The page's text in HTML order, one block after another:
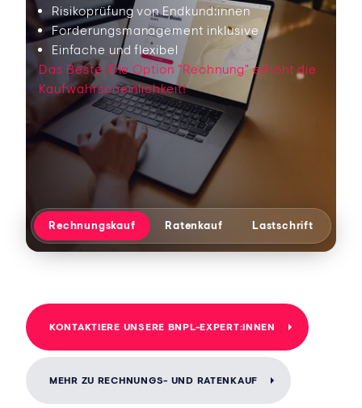
Rechnungskauf Ratenkauf Lastschrift
Risikoprüfung von Endkund:innen
Forderungsmanagement inklusive
Einfache und flexibel
Das Beste: Die Option "Rechnung" erhöht die
Kaufwahrscheinlichkeit!
KONTAKTIERE UNSERE BNPL-EXPERT:INNEN
MEHR ZU RECHNUNGS- UND RATENKAUF